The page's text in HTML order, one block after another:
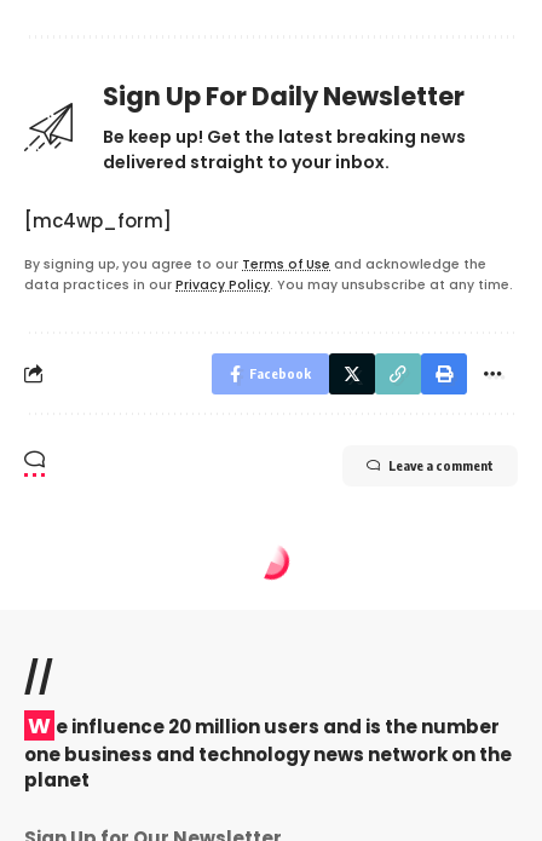
Sign Up For Daily Newsletter
Be keep up! Get the latest breaking news
delivered straight to your inbox.
[mc4wp_form]
By signing up, you agree to our Terms of Use and acknowledge the
data practices in our Privacy Policy. You may unsubscribe at any time.
Facebook
Leave a comment
//
W e influence 20 million users and is the number
one business and technology news network on the
planet